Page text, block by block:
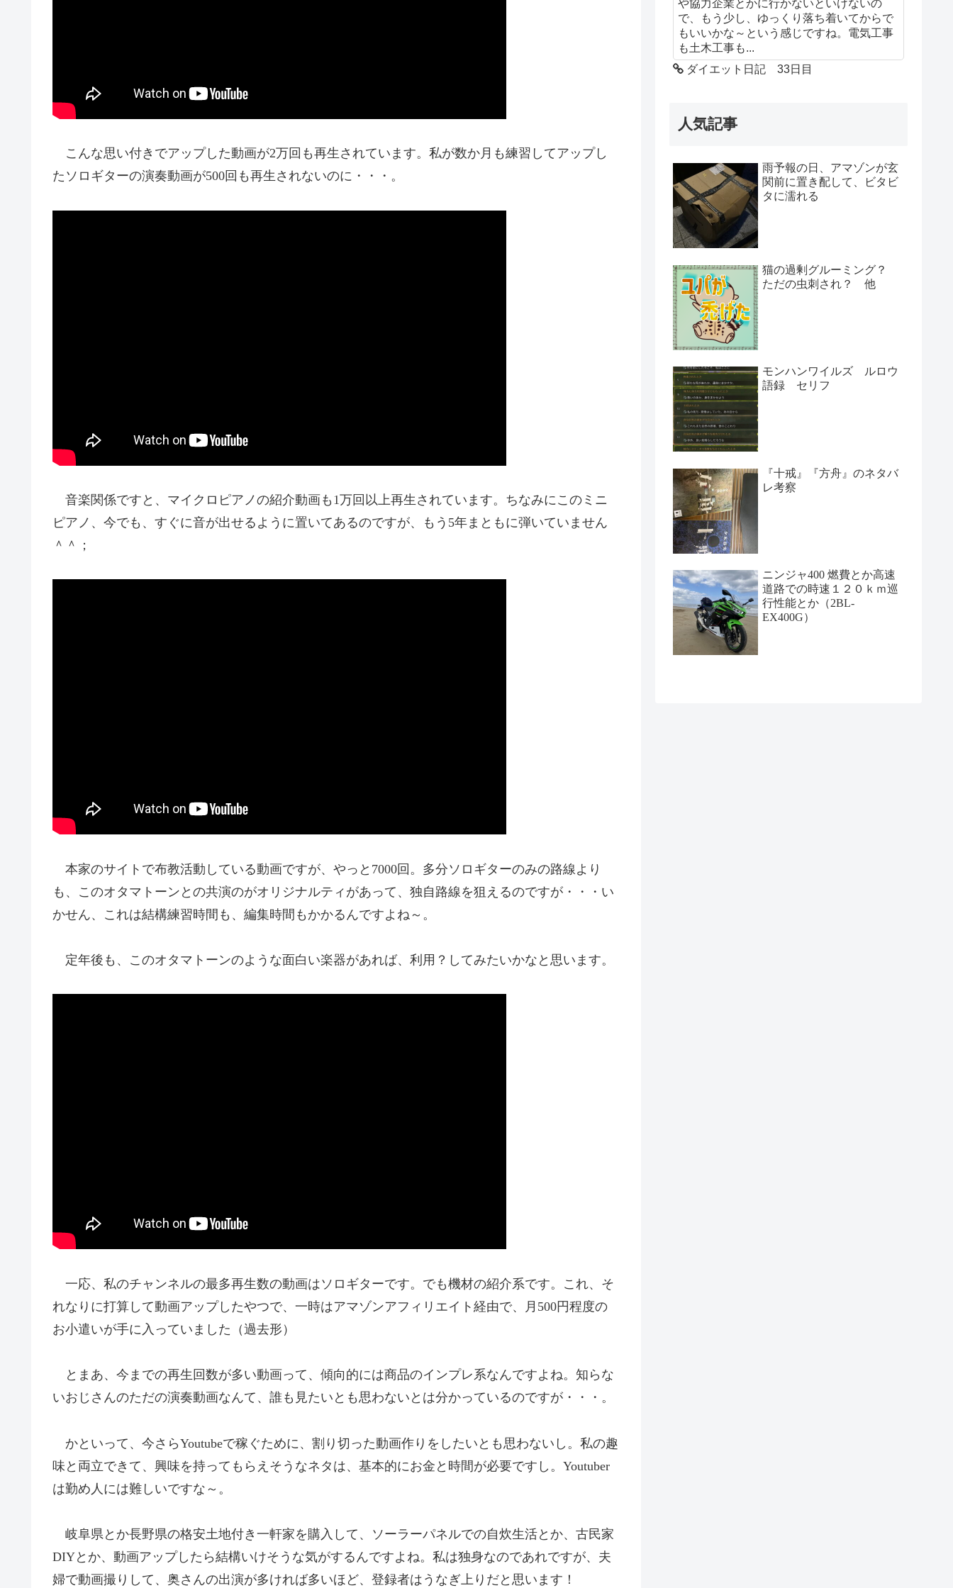
こんな思い付きでアップした動画が2万回も再生されています。私が数か月も練習してアップし
たソロギターの演奏動画が500回も再生されないのに・・・。
音楽関係ですと、マイクロピアノの紹介動画も1万回以上再生されています。ちなみにこのミニ
ピアノ、今でも、すぐに音が出せるように置いてあるのですが、もう5年まともに弾いていません
＾＾；
本家のサイトで布教活動している動画ですが、やっと7000回。多分ソロギターのみの路線より
も、このオタマトーンとの共演のがオリジナルティがあって、独自路線を狙えるのですが・・・い
かせん、これは結構練習時間も、編集時間もかかるんですよね～。
定年後も、このオタマトーンのような面白い楽器があれば、利用？してみたいかなと思います。
一応、私のチャンネルの最多再生数の動画はソロギターです。でも機材の紹介系です。これ、そ
れなりに打算して動画アップしたやつで、一時はアマゾンアフィリエイト経由で、月500円程度の
お小遣いが手に入っていました（過去形）
とまあ、今までの再生回数が多い動画って、傾向的には商品のインプレ系なんですよね。知らな
いおじさんのただの演奏動画なんて、誰も見たいとも思わないとは分かっているのですが・・・。
かといって、今さらYoutubeで稼ぐために、割り切った動画作りをしたいとも思わないし。私の趣
味と両立できて、興味を持ってもらえそうなネタは、基本的にお金と時間が必要ですし。Youtuber
は勤め人には難しいですな～。
岐阜県とか長野県の格安土地付き一軒家を購入して、ソーラーパネルでの自炊生活とか、古民家
DIYとか、動画アップしたら結構いけそうな気がするんですよね。私は独身なのであれですが、夫
婦で動画撮りして、奥さんの出演が多ければ多いほど、登録者はうなぎ上りだと思います！
や協力企業とかに行かないといけないの
で、もう少し、ゆっくり落ち着いてからで
もいいかな～という感じですね。電気工事
も土木工事も...
ダイエット日記 33日目
人気記事
雨予報の日、アマゾンが玄
関前に置き配して、ビタビ
タに濡れる
猫の過剰グルーミング？
ただの虫刺され？ 他
モンハンワイルズ ルロウ
語録 セリフ
『十戒』『方舟』のネタバ
レ考察
ニンジャ400 燃費とか高速
道路での時速１２０ｋｍ巡
行性能とか（2BL-
EX400G）